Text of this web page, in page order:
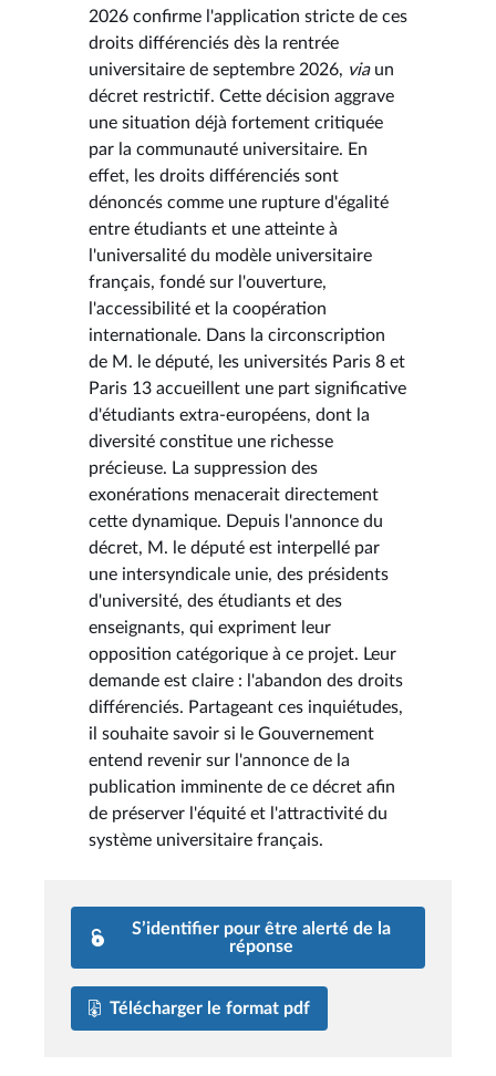
2026 confirme l'application stricte de ces
droits différenciés dès la rentrée
universitaire de septembre 2026, viaun
décret restrictif. Cette décision aggrave
une situation déjà fortement critiquée
par la communauté universitaire. En
effet, les droits différenciés sont
dénoncés comme une rupture d'égalité
entre étudiants et une atteinte à
l'universalité du modèle universitaire
français, fondé sur l'ouverture,
l'accessibilité et la coopération
internationale. Dans la circonscription
de M. le député, les universités Paris 8 et
Paris 13 accueillent une part significative
d'étudiants extra-européens, dont la
diversité constitue une richesse
précieuse. La suppression des
exonérations menacerait directement
cette dynamique. Depuis l'annonce du
décret, M. le député est interpellé par
une intersyndicale unie, des présidents
d'université, des étudiants et des
enseignants, qui expriment leur
opposition catégorique à ce projet. Leur
demande est claire : l'abandon des droits
différenciés. Partageant ces inquiétudes,
il souhaite savoir si le Gouvernement
entend revenir sur l'annonce de la
publication imminente de ce décret afin
de préserver l'équité et l'attractivité du
système universitaire français.
S’identifier pour être alerté de la
réponse
Télécharger le format pdf